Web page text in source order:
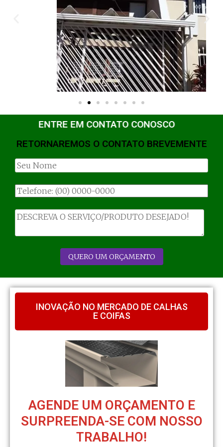
ENTRE EM CONTATO CONOSCO
RETORNAREMOS O CONTATO BREVEMENTE
INOVAÇÃO NO MERCADO DE CALHAS
E COIFAS
AGENDE UM ORÇAMENTO E
SURPREENDA-SE COM NOSSO
TRABALHO!